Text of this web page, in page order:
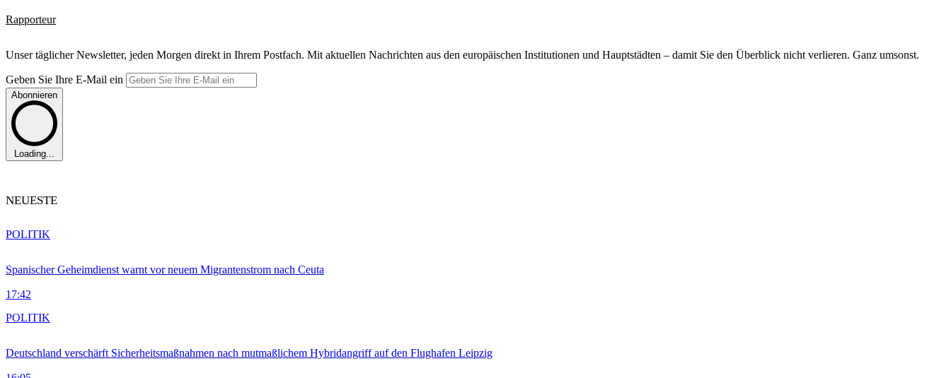
Rapporteur
Unser täglicher Newsletter, jeden Morgen direkt in Ihrem Postfach. Mit aktuellen Nachrichten aus den europäischen Institutionen und Hauptstädten – damit Sie den Überblick nicht verlieren. Ganz umsonst.
Geben Sie Ihre E-Mail ein
Abonnieren
Loading...
NEUESTE
Spanischer Geheimdienst warnt vor neuem Migrantenstrom nach Ceuta
17:42
POLITIK
Deutschland verschärft Sicherheitsmaßnahmen nach mutmaßlichem Hybridangriff auf den Flughafen Leipzig
POLITIK